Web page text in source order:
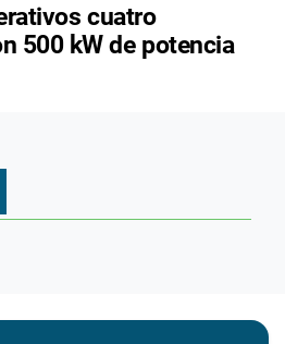
cuatro
500 kW de potencia